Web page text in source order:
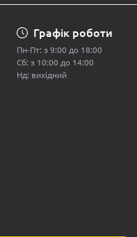
Графік роботи
Пн-Пт: з 9:00 до 18:00
Сб: з 10:00 до 14:00
Нд: вихідний